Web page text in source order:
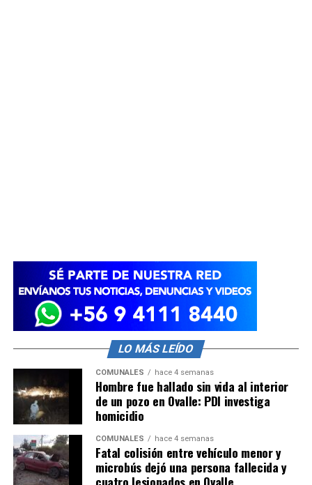
LO MÁS LEÍDO
COMUNALES hace 4 semanas
Hombre fue hallado sin vida al interior
de un pozo en Ovalle: PDI investiga
homicidio
COMUNALES hace 4 semanas
Fatal colisión entre vehículo menor y
microbús dejó una persona fallecida y